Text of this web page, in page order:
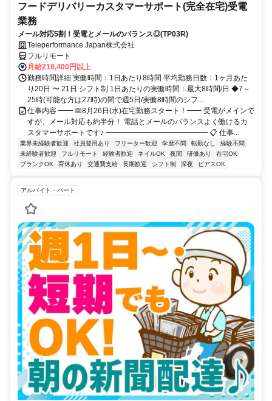
フードデリバリーカスタマーサポート(完全在宅)受電
業務
メール対応5割！受電とメールのバランス◎(TP03R)
Teleperformance Japan株式会社
フルリモート
月給218,400円以上
勤務時間詳細 実働時間：1日あたり8時間 平均勤務日数：1ヶ月あた
り20日 〜 21日 シフト制 1日あたりの実働時間：最大8時間/日 ◆7～
25時(可能な方は27時)の間で週5日/実働8時間のシフ...
仕事内容 ━━ 📅8月26日(水)在宅勤務スタート！━━ 受電がメインで
すが、メール対応も約半分！ 電話とメールのバランスよく働けるカ
スタマーサポートです♪ ━━━━━━━━━━━━━━ 📋 仕事...
業界未経験者歓迎 社員登用あり フリーター歓迎 学歴不問 転勤なし
経験不問
未経験者歓迎
フルリモート 経験者歓迎 ネイルOK 夜間 研修あり
在宅OK
ブランクOK
育休あり 交通費支給 長期歓迎 シフト制 深夜 ピアスOK
アルバイト・パート